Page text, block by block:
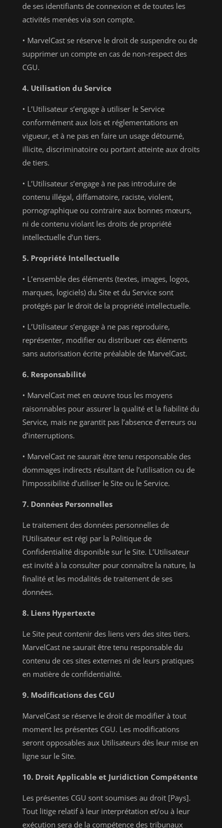
de ses identifiants de connexion et de toutes les
activités menées via son compte.
• MarvelCast se réserve le droit de suspendre ou de
supprimer un compte en cas de non-respect des
CGU.
4. Utilisation du Service
• L’Utilisateur s’engage à utiliser le Service
conformément aux lois et réglementations en
vigueur, et à ne pas en faire un usage détourné,
illicite, discriminatoire ou portant atteinte aux droits
de tiers.
• L’Utilisateur s’engage à ne pas introduire de
contenu illégal, diffamatoire, raciste, violent,
pornographique ou contraire aux bonnes mœurs,
ni de contenu violant les droits de propriété
intellectuelle d’un tiers.
5. Propriété Intellectuelle
• L’ensemble des éléments (textes, images, logos,
marques, logiciels) du Site et du Service sont
protégés par le droit de la propriété intellectuelle.
• L’Utilisateur s’engage à ne pas reproduire,
représenter, modifier ou distribuer ces éléments
sans autorisation écrite préalable de MarvelCast.
6. Responsabilité
• MarvelCast met en œuvre tous les moyens
raisonnables pour assurer la qualité et la fiabilité du
Service, mais ne garantit pas l’absence d’erreurs ou
d’interruptions.
• MarvelCast ne saurait être tenu responsable des
dommages indirects résultant de l’utilisation ou de
l’impossibilité d’utiliser le Site ou le Service.
7. Données Personnelles
Le traitement des données personnelles de
l’Utilisateur est régi par la Politique de
Confidentialité disponible sur le Site. L’Utilisateur
est invité à la consulter pour connaître la nature, la
finalité et les modalités de traitement de ses
données.
8. Liens Hypertexte
Le Site peut contenir des liens vers des sites tiers.
MarvelCast ne saurait être tenu responsable du
contenu de ces sites externes ni de leurs pratiques
en matière de confidentialité.
9. Modifications des CGU
MarvelCast se réserve le droit de modifier à tout
moment les présentes CGU. Les modifications
seront opposables aux Utilisateurs dès leur mise en
ligne sur le Site.
10. Droit Applicable et Juridiction Compétente
Les présentes CGU sont soumises au droit [Pays].
Tout litige relatif à leur interprétation et/ou à leur
exécution sera de la compétence des tribunaux